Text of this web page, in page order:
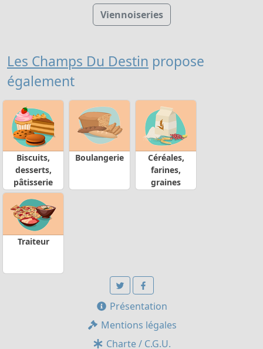
Viennoiseries
Les Champs Du Destin propose
également
Biscuits,
desserts,
pâtisserie
Boulangerie
Céréales,
farines,
graines
Traiteur
Présentation
Mentions légales
Charte / C.G.U.